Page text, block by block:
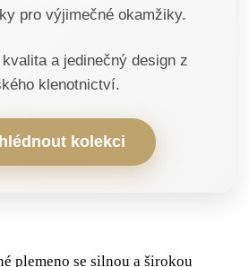
pro výjimečné okamžiky.
a jedinečný design z
klenotnictví.
kolekci
plemeno se silnou a širokou